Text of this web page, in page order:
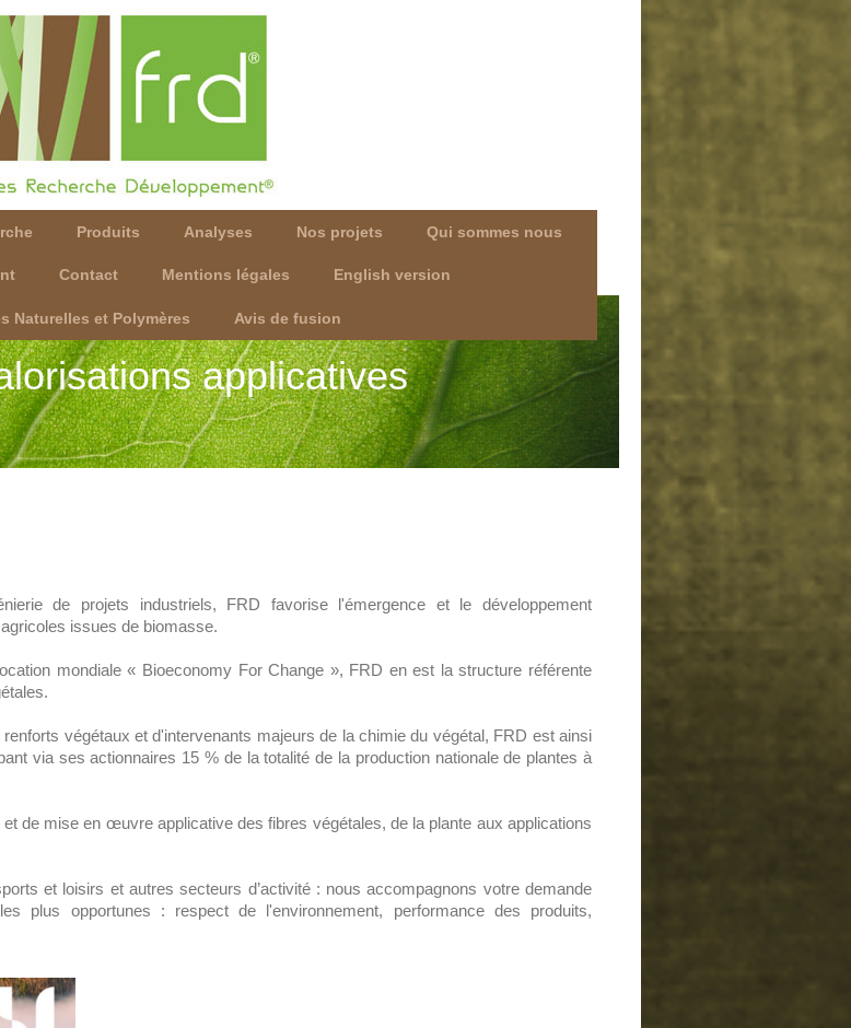
Produits Analyses Nos projets Qui sommes nous
Contact Mentions légales English version
Naturelles et Polymères Avis de fusion
applicatives
de projets industriels, FRD favorise l'émergence et le développement
issues de biomasse.
mondiale « Bioeconomy For Change », FRD en est la structure référente
végétaux et d'intervenants majeurs de la chimie du végétal, FRD est ainsi
via ses actionnaires 15 % de la totalité de la production nationale de plantes à
de mise en œuvre applicative des fibres végétales, de la plante aux applications
et loisirs et autres secteurs d’activité : nous accompagnons votre demande
plus opportunes : respect de l'environnement, performance des produits,